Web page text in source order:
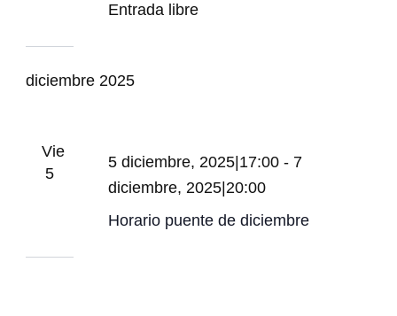
Entrada libre
diciembre 2025
Vie
5
Horario puente de diciembre
5 diciembre, 2025|17:00 - 7
diciembre, 2025|20:00